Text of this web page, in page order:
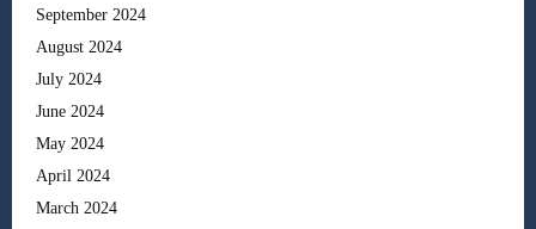
September 2024
August 2024
July 2024
June 2024
May 2024
April 2024
March 2024